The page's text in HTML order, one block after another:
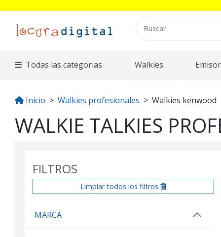
Todas las categorias Walkies
Inicio Walkies profesionales Walkies kenwood
WALKIE TALKIES
FILTROS
Limpiar todos los filtros
MARCA